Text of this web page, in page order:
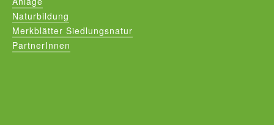
Naturbildung
Merkblätter Siedlungsnatur
PartnerInnen